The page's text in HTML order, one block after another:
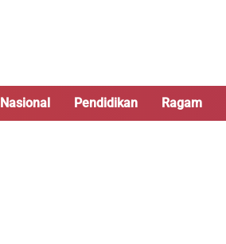
Nasional Pendidikan Ragam